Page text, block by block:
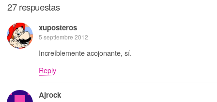
27 respuestas
xuposteros
5 septiembre 2012
Increíblemente acojonante, sí.
Reply
Ajrock